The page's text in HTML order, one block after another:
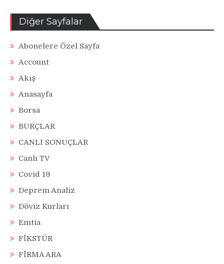
Diğer Sayfalar
Abonelere Özel Sayfa
Account
Akış
Anasayfa
Borsa
BURÇLAR
CANLI SONUÇLAR
Canlı TV
Covid 19
Deprem Analiz
Döviz Kurları
Emtia
FİKSTÜR
FİRMA ARA